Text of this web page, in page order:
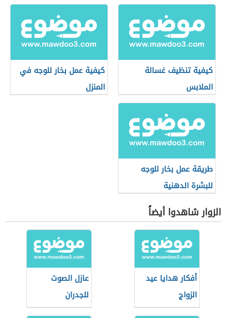
كيفية تنظيف غسالة
الملابس
كيفية عمل بخار للوجه في
المنزل
طريقة عمل بخار للوجه
للبشرة الدهنية
الزوار شاهدوا أيضاً
أفكار هدايا عيد
الزواج
عازل الصوت
للجدران